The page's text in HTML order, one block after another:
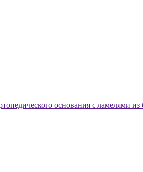
основания с ламелями из